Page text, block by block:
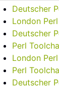
Deutscher
London
Deutscher
Perl
London
Perl
Deutscher